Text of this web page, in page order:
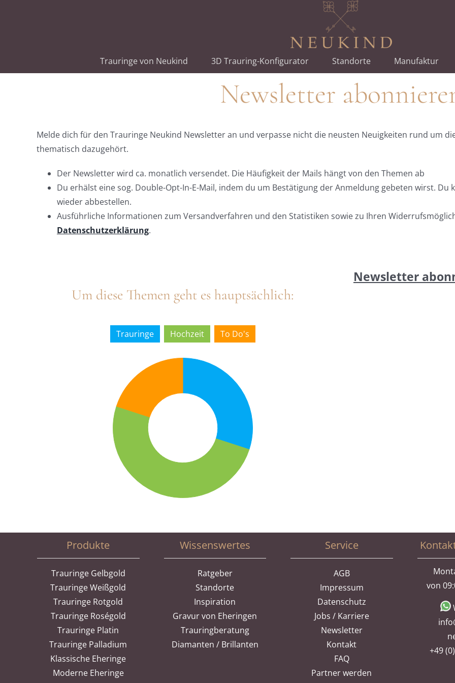
Trauringe von Neukind 3D Trauring-Konfigurator Standorte Manufaktur
Newsletter
Melde dich für den Trauringe Neukind Newsletter an und verpasse nicht die neusten Neuigkeiten rund um
thematisch dazugehört.
Der Newsletter wird ca. monatlich versendet. Die Häufigkeit der Mails hängt von den Themen ab
Du erhälst eine sog. Double-Opt-In-E-Mail, indem du um Bestätigung der Anmeldung gebeten wirst.
wieder abbestellen.
Ausführliche Informationen zum Versandverfahren und den Statistiken sowie zu Ihren
Datenschutzerklärung.
Um diese Themen geht es hauptsächlich:
Trauringe Hochzeit To Do's
Newsletter
Produkte
Trauringe Gelbgold
Trauringe Weißgold
Trauringe Rotgold
Trauringe Roségold
Trauringe Platin
Trauringe Palladium
Klassische Eheringe
Moderne Eheringe
Wissenswertes
Ratgeber
Standorte
Inspiration
Gravur von Eheringen
Trauringberatung
Diamanten / Brillanten
Service
AGB
Impressum
Datenschutz
Jobs / Karriere
Newsletter
Kontakt
FAQ
Partner werden
von
+49